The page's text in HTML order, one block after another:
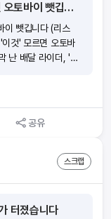
수입 반토막 난 배달 라이더, '이것' 모르면 오토바이 뺏깁니다 (리스 빚, 종소세 해결법)
이 뺏깁니다 (리스
것' 모르면 오토바
난 배달 라이더, '이
빚, 종소세 해결
공유
스크랩
터졌습니다